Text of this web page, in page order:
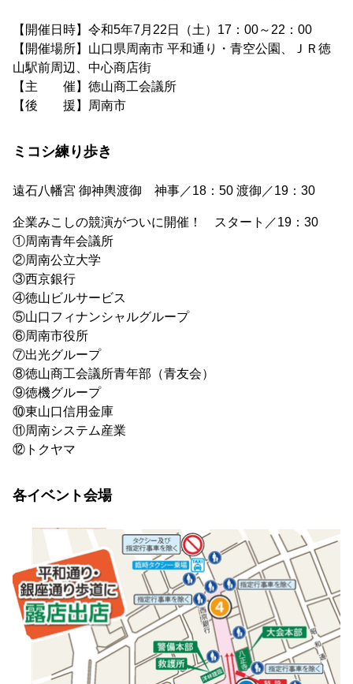
【開催日時】令和5年7月22日（土）17：00～22：00
【開催場所】山口県周南市 平和通り・青空公園、ＪＲ徳
山駅前周辺、中心商店街
【主 催】徳山商工会議所
【後 援】周南市
ミコシ練り歩き
遠石八幡宮 御神輿渡御 神事／18：50 渡御／19：30
企業みこしの競演がついに開催！ スタート／19：30
①周南青年会議所
②周南公立大学
③西京銀行
④徳山ビルサービス
⑤山口フィナンシャルグループ
⑥周南市役所
⑦出光グループ
⑧徳山商工会議所青年部（青友会）
⑨徳機グループ
⑩東山口信用金庫
⑪周南システム産業
⑫トクヤマ
各イベント会場